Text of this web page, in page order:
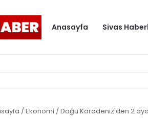
Anasayfa Sivas
karekod zorunluluğu geldi
/Ekonomi /Doğu Karadeniz'den 2